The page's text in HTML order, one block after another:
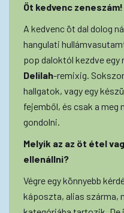
Öt kedvenc zeneszám!
A kedvenc öt dal dolog
hangulati
pop daloktól kezdve egy
Delilah-remixig.
hallgatok, vagy egy
fejemből, és csak a meg
gondolni.
Melyik az az öt étel
ellenállni?
Végre egy könnyebb
káposzta, alias szárma,